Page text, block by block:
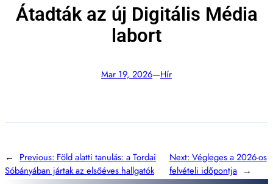
Átadták az új Digitális Média
labort
Mar 19, 2026—Hír
← Previous: Föld alatti tanulás: a Tordai
Sóbányában jártak az elsőéves hallgatók
Next: Végleges a 2026-os
felvételi időpontja →